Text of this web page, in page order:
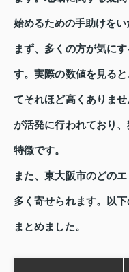
始めるための手助けをい
まず、多くの方が気に
す。実際の数値を見る
てそれほど高くありま
が活発に行われており
特徴です。
また、東大阪市のどの
多く寄せられます。以
まとめました。